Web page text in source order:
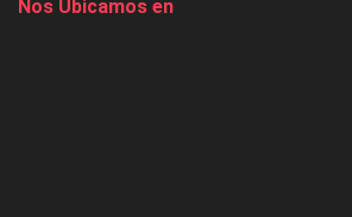
Nos Ubicamos en